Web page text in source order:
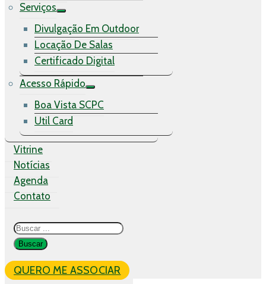
Serviços
Divulgação Em Outdoor
Locação De Salas
Certificado Digital
Acesso Rápido
Boa Vista SCPC
Util Card
Vitrine
Notícias
Agenda
Contato
QUERO ME ASSOCIAR